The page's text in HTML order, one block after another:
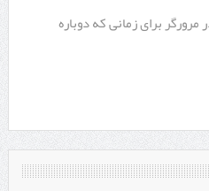
برای زمانی که دوباره